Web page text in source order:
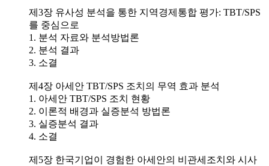
제3장 유사성 분석을 통한 지역경제통합 평가: TBT/SPS
를 중심으로
1. 분석 자료와 분석방법론
2. 분석 결과
3. 소결
제4장 아세안 TBT/SPS 조치의 무역 효과 분석
1. 아세안 TBT/SPS 조치 현황
2. 이론적 배경과 실증분석 방법론
3. 실증분석 결과
4. 소결
제5장 한국기업이 경험한 아세안의 비관세조치와 시사